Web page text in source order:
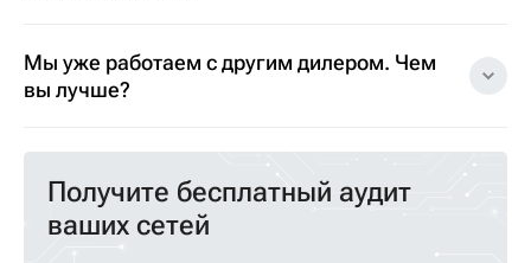
Мы уже работаем с другим дилером. Чем
вы лучше?
Получите бесплатный аудит
ваших сетей